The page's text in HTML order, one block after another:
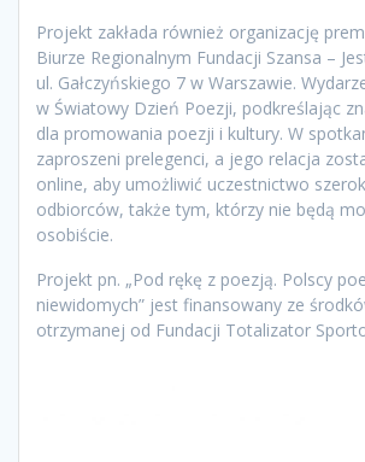
Projekt zakłada również organizację
Biurze Regionalnym Fundacji Szansa –
ul. Gałczyńskiego 7 w Warszawie.
w Światowy Dzień Poezji, podkreślając
dla promowania poezji i kultury. W
zaproszeni prelegenci, a jego relacja
online, aby umożliwić uczestnictwo
odbiorców, także tym, którzy nie będą
osobiście.
Projekt pn. „Pod rękę z poezją. Polscy
niewidomych” jest finansowany ze
otrzymanej od Fundacji Totalizator